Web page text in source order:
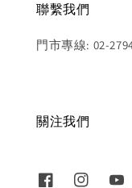
聯繫我們
門市專線: 02-
關注我們